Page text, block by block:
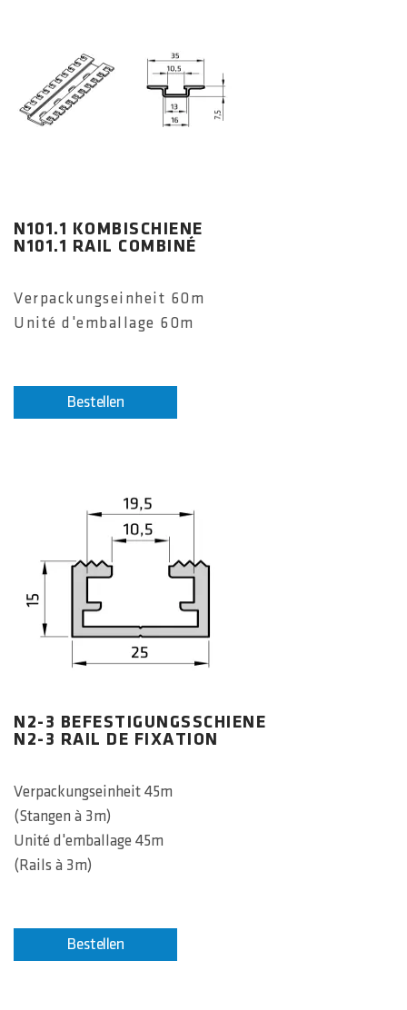
N101.1 KOMBISCHIENE
N101.1 RAIL COMBINÉ
Verpackungseinheit 60m
Unité d'emballage 60m
Bestellen
N2-3 BEFESTIGUNGSSCHIENE
N2-3 RAIL DE FIXATION
Verpackungseinheit 45m
(Stangen à 3m)
Unité d'emballage 45m
(Rails à 3m)
Bestellen